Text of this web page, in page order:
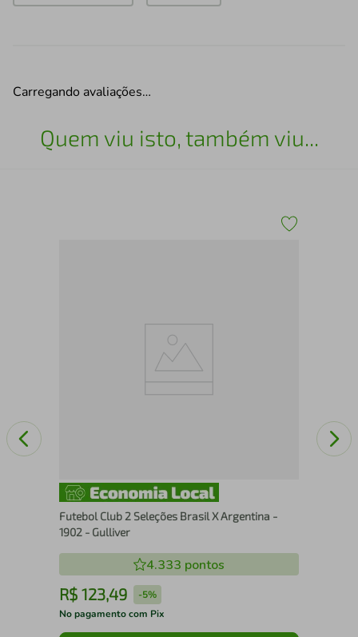
Carregando avaliações…
Quem viu isto, também viu...
Futebol Club 2 Seleções Brasil X Argentina -
1902 - Gulliver
4.333 pontos
R$ 123,49 -5%
No pagamento com Pix